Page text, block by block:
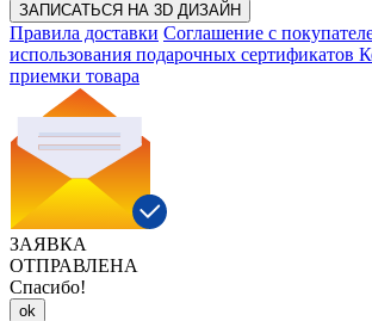
ЗАПИСАТЬСЯ НА 3D ДИЗАЙН
Правила доставки Соглашение с
использования подарочных сертификатов
приемки товара
ЗАЯВКА
ОТПРАВЛЕНА
Спасибо!
ok